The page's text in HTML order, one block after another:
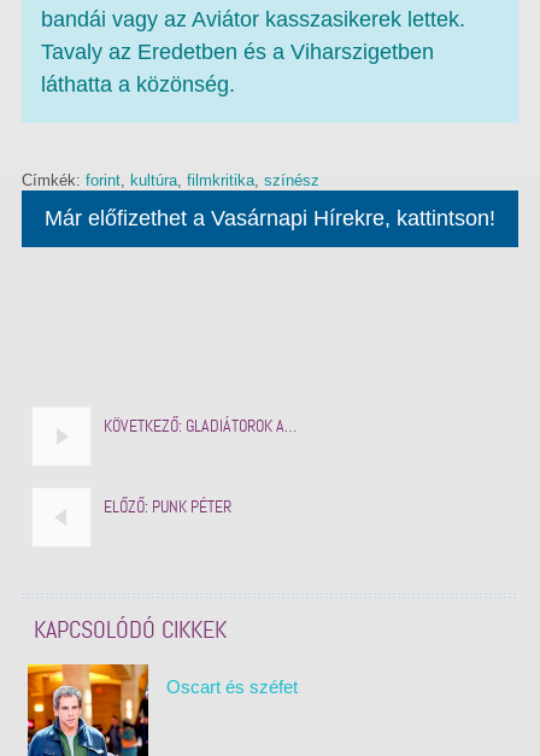
bandái vagy az Aviátor kasszasikerek lettek.
Tavaly az Eredetben és a Viharszigetben
láthatta a közönség.
Címkék: forint, kultúra, filmkritika, színész
Már előfizethet a Vasárnapi Hírekre, kattintson!
KÖVETKEZŐ: GLADIÁTOROK A…
ELŐZŐ: PUNK PÉTER
KAPCSOLÓDÓ CIKKEK
Oscart és széfet